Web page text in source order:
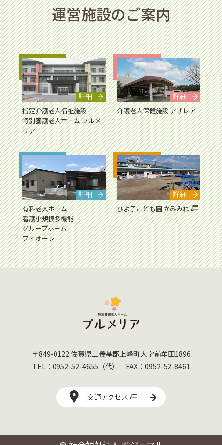
運営施設のご案内
詳細
指定介護老人福祉施設
特別養護老人ホーム プルメ
リア
詳細
介護老人保健施設 アザレア
詳細
有料老人ホーム
看護小規模多機能
グループホーム
フィオーレ
詳細
ひよ子こども園 かみみね
〒849-0122 佐賀県三養基郡上峰町大字前牟田1896
TEL： 0952-52-4655 （代） FAX：0952-52-8461
交通アクセス